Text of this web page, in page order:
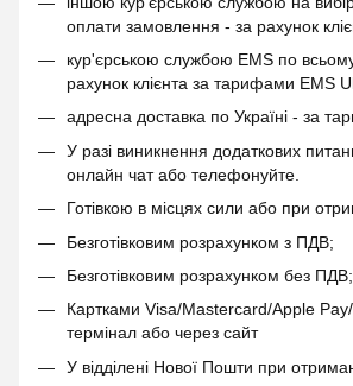
оплати замовлення - за рахунок
кур'єрською службою EMS по
рахунок клієнта за тарифами EMS
адресна доставка по Україні - за
У разі виникнення додаткових
онлайн чат або телефонуйте.
Готівкою в місцях сили або при
Безготівковим розрахунком з ПДВ;
Безготівковим розрахунком без ПДВ;
Картками Visa/Mastercard/Apple
термінал або через сайт
У відділені Нової Пошти при